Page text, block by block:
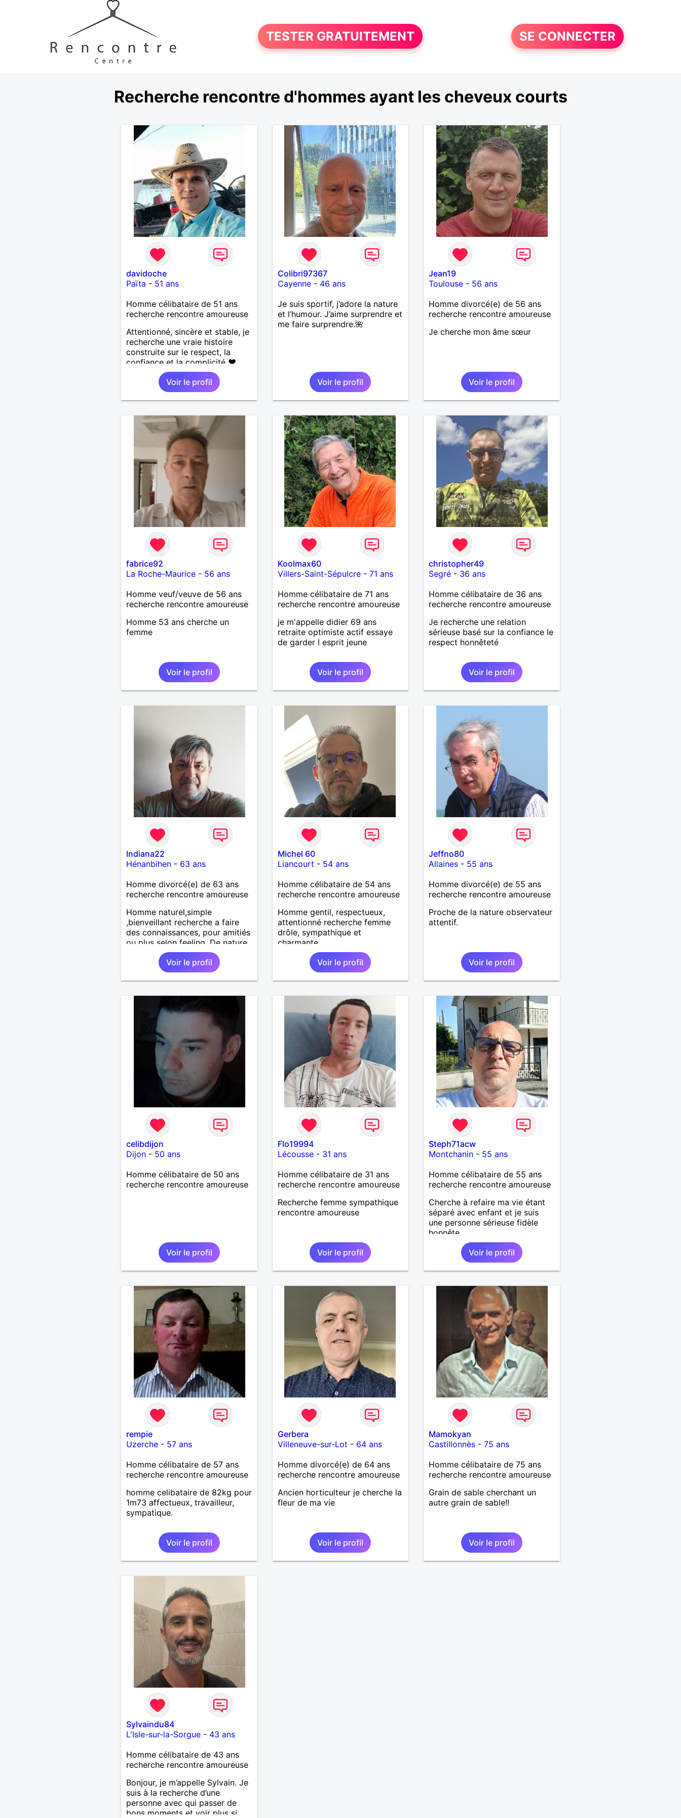
TESTER GRATUITEMENT SE CONNECTER
Recherche rencontre d'hommes ayant les cheveux courts
davidoche
Païta - 51 ans
Homme célibataire de 51 ans
recherche rencontre amoureuse
Attentionné, sincère et stable, je
recherche une vraie histoire
construite sur le respect, la
confiance et la complicité ❤️
J’aime les choses simples de la
vie : la nature, la mer, les
moments authentiques et les
personnes au grand cœur 🌊🌿
les petits moments de tendresse
et les calinous réguliers 😊❤️ La
solitude finit parfois par peser,
alors si tu es en Nouvelle-
Calédonie et que tu crois encore
à un amour vrai, prenons le
temps de discuter… et laissons
l’avenir nous guider 🌹
Voir le profil
Colibri97367
Cayenne- 46 ans
Je suis sportif, j’adore la nature
et l’humour. J’aime surprendre et
me faire surprendre.🌺
Voir le profil
Jean19
Toulouse - 56 ans
Homme divorcé(e) de 56 ans
recherche rencontre amoureuse
Je cherche mon âme sœur
Voir le profil
fabrice92
La Roche-Maurice- 56 ans
Homme veuf/veuve de 56 ans
recherche rencontre amoureuse
Homme 53 ans cherche un
femme
Voir le profil
Koolmax60
Villers-Saint-Sépulcre- 71 ans
Homme célibataire de 71 ans
recherche rencontre amoureuse
je m'appelle didier 69 ans
retraite optimiste actif essaye
de garder l esprit jeune
Voir le profil
christopher49
Segré - 36 ans
Homme célibataire de 36 ans
recherche rencontre amoureuse
Je recherche une relation
sérieuse basé sur la confiance le
respect honnêteté
Voir le profil
Indiana22
Hénanbihen- 63 ans
Homme divorcé(e) de 63 ans
recherche rencontre amoureuse
Homme naturel,simple
,bienveillant recherche a faire
des connaissances, pour amitiés
ou plus selon feeling. De nature
très câline et très tactile ,je suis
fidèle et sincère.,et très
respectueux ! Je ne supporte
pas le mensonge.Rien ne vaut
échanger en toute simplicité,j'ai
du mal à prolonger des
échanges virtuels Je suis plutôt
attiré par des femmes ayant la
cinquantaine ,belles dans leurs
têtes et dans leurs corps.
Féminines naturellement ,sans
fards ,ni excès A vous de jouer
Mesdames 😉
Voir le profil
Michel 60
Liancourt - 54 ans
Homme célibataire de 54 ans
recherche rencontre amoureuse
Homme gentil, respectueux,
attentionné recherche femme
drôle, sympathique et
charmante
Voir le profil
Jeffno80
Allaines - 55 ans
Homme divorcé(e) de 55 ans
recherche rencontre amoureuse
Proche de la nature observateur
attentif.
Voir le profil
celibdijon
Dijon- 50 ans
Homme célibataire de 50 ans
recherche rencontre amoureuse
Voir le profil
Flo19994
Lécousse- 31 ans
Homme célibataire de 31 ans
recherche rencontre amoureuse
Recherche femme sympathique
rencontre amoureuse
Voir le profil
Steph71acw
Montchanin - 55 ans
Homme célibataire de 55 ans
recherche rencontre amoureuse
Cherche à refaire ma vie étant
séparé avec enfant et je suis
une personne sérieuse fidèle
honnête
Voir le profil
rempie
Uzerche- 57 ans
Homme célibataire de 57 ans
recherche rencontre amoureuse
homme celibataire de 82kg pour
1m73 affectueux, travailleur,
sympatique.
Voir le profil
Gerbera
Villeneuve-sur-Lot - 64 ans
Homme divorcé(e) de 64 ans
recherche rencontre amoureuse
Ancien horticulteur je cherche la
fleur de ma vie
Voir le profil
Mamokyan
Castillonnès -75 ans
Homme célibataire de 75 ans
recherche rencontre amoureuse
Grain de sable cherchant un
autre grain de sable!!
Voir le profil
Sylvaindu84
L'Isle-sur-la-Sorgue- 43 ans
Homme célibataire de 43 ans
recherche rencontre amoureuse
Bonjour, je m’appelle Sylvain. Je
suis à la recherche d’une
personne avec qui passer de
bons moments et voir plus si